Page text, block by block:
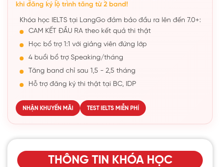
khi đăng ký lộ trình tăng từ 2 band!
Khóa học IELTS tại LangGo đảm bảo đầu ra lên đến 7.0+:
CAM KẾT ĐẦU RA theo kết quả thi thật
Học bổ trợ 1:1 với giảng viên đứng lớp
4 buổi bổ trợ Speaking/tháng
Tăng band chỉ sau 1,5 - 2,5 tháng
Hỗ trợ đăng ký thi thật tại BC, IDP
NHẬN KHUYẾN MÃI TEST IELTS MIỄN PHÍ
THÔNG TIN KHÓA HỌC